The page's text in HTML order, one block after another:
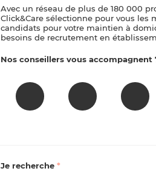
Avec un réseau de plus de 180 000
Click&Care sélectionne pour vous les
candidats pour votre maintien à
besoins de recrutement en
Nos conseillers vous accompagnent
Je recherche